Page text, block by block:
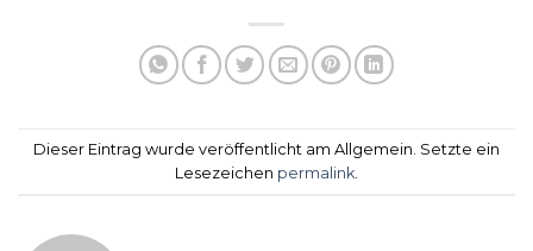
Dieser Eintrag wurde veröffentlicht am Allgemein. Setzte ein
Lesezeichen permalink